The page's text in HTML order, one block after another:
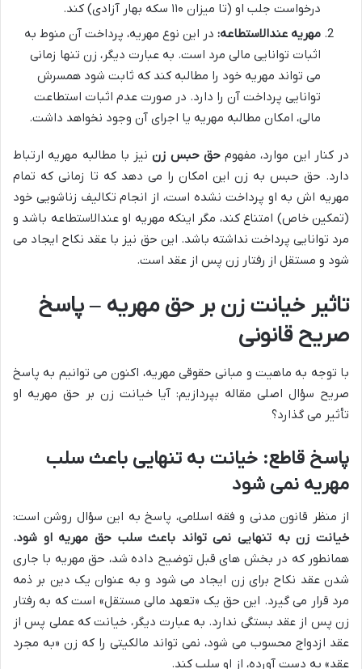
درخواست جلب او (تا میزان ۱۱۰ سکه بهار آزادی) کند.
مهریه عندالاستطاعه: در این نوع مهریه، پرداخت آن منوط به
اثبات توانایی مالی مرد است. به عبارت دیگر، زن تنها زمانی
می تواند مهریه خود را مطالبه کند که ثابت شود همسرش
توانایی پرداخت آن را دارد. در صورت عدم اثبات استطاعت
مالی، امکان مطالبه مهریه یا اجرای آن وجود نخواهد داشت.
در کنار این موارد، مفهومحق حبس زننیز با مطالبه مهریه ارتباط
دارد. حق حبس به زن این امکان را می دهد که تا زمانی که تمام
مهریه اش به او پرداخت نشده است، از انجام تکالیف زناشویی خود
(تمکین خاص) امتناع کند، مگر اینکه مهریه او عندالاستطاعه باشد و
مرد توانایی پرداخت نداشته باشد. این حق نیز با عقد نکاح ایجاد می
شود و مستقل از رفتار زن پس از عقد است.
تاثیر خیانت زن بر حق مهریه – پاسخ
صریح قانونی
با توجه به ماهیت و مبانی حقوقی مهریه، اکنون می توانیم به پاسخ
صریح سؤال اصلی مقاله بپردازیم: آیا خیانت زن بر حق مهریه او
تأثیر می گذارد؟
پاسخ قاطع: خیانت به تنهایی باعث سلب
مهریه نمی شود
از منظر قانون مدنی و فقه اسلامی، پاسخ به این سؤال روشن است:
خیانت زن به تنهایی نمی تواند باعث سلب حق مهریه او شود.
همانطور که در بخش های قبل توضیح داده شد، حق مهریه با جاری
شدن عقد نکاح برای زن ایجاد می شود و به عنوان یک دین بر ذمه
مرد قرار می گیرد. این حق یک «تعهد مالی مستقل» است که به رفتار
زن پس از عقد بستگی ندارد. به عبارت دیگر، خیانت که عملی پس از
عقد ازدواج محسوب می شود، نمی تواند مالکیتی را که زن «به مجرد
عقد» به دست آورده، از او سلب کند.